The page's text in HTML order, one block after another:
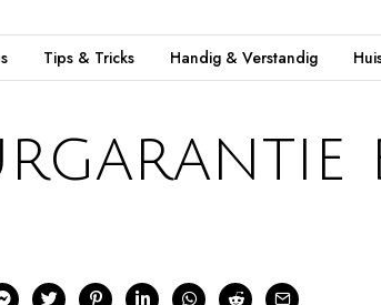
Tips & Tricks Handig & Verstandig